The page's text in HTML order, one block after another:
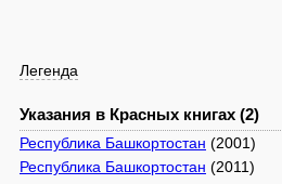
Легенда
Указания в Красных книгах (2)
Республика Башкортостан (2001)
Республика Башкортостан (2011)